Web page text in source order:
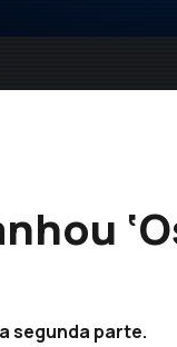
segunda parte.